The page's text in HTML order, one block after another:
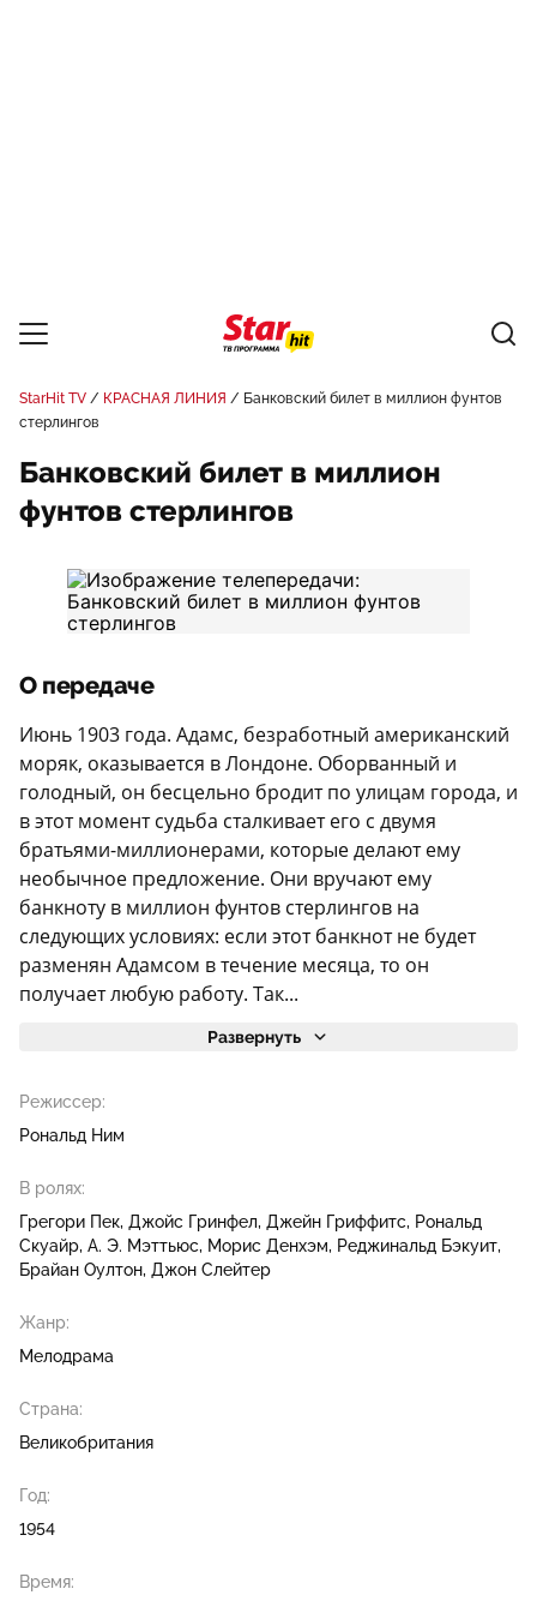
StarHit TV КРАСНАЯ ЛИНИЯ
Банковский билет в миллион фунтов
стерлингов
Банковский билет в миллион
фунтов стерлингов
О передаче
Июнь 1903 года. Адамс, безработный американский
моряк, оказывается в Лондоне. Оборванный и
голодный, он бесцельно бродит по улицам города, и
в этот момент судьба сталкивает его с двумя
братьями-миллионерами, которые делают ему
необычное предложение. Они вручают ему
банкноту в миллион фунтов стерлингов на
следующих условиях: если этот банкнот не будет
разменян Адамсом в течение месяца, то он
получает любую работу. Так...
Развернуть
Режиссер:
Рональд Ним
В ролях:
Грегори Пек Джойс Гринфел Джейн Гриффитс Рональд
Скуайр А. Э. Мэттьюс Морис Денхэм
Реджинальд Бэкуит
Брайан Оултон Джон Слейтер
Жанр:
Мелодрама
Страна:
Великобритания
Год:
1954
Время: